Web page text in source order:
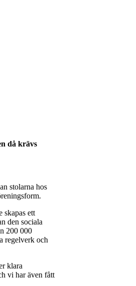
då krävs
stolarna hos
skapas ett
den sociala
200 000
regelverk och
klara
vi har även fått